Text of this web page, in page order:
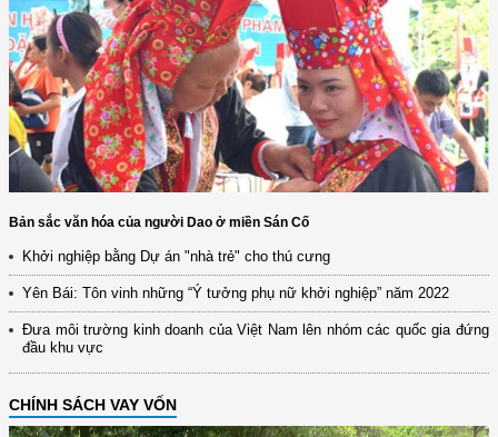
Bản sắc văn hóa của người Dao ở miền Sán Cố
Khởi nghiệp bằng Dự án "nhà trẻ" cho thú cưng
Yên Bái: Tôn vinh những “Ý tưởng phụ nữ khởi nghiệp” năm 2022
Đưa môi trường kinh doanh của Việt Nam lên nhóm các quốc gia đứng
đầu khu vực
CHÍNH SÁCH VAY VỐN